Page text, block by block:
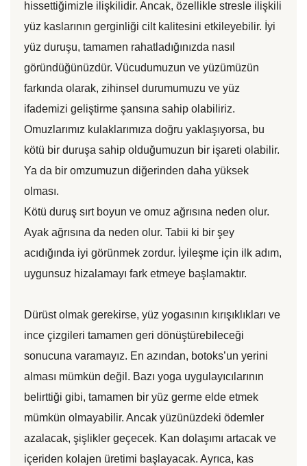
hissettiğimizle ilişkilidir. Ancak, özellikle stresle ilişkili
yüz kaslarının gerginliği cilt kalitesini etkileyebilir. İyi
yüz duruşu, tamamen rahatladığınızda nasıl
göründüğünüzdür. Vücudumuzun ve yüzümüzün
farkında olarak, zihinsel durumumuzu ve yüz
ifademizi geliştirme şansına sahip olabiliriz.
Omuzlarımız kulaklarımıza doğru yaklaşıyorsa, bu
kötü bir duruşa sahip olduğumuzun bir işareti olabilir.
Ya da bir omzumuzun diğerinden daha yüksek
olması.
Kötü duruş sırt boyun ve omuz ağrısına neden olur.
Ayak ağrısına da neden olur. Tabii ki bir şey
acıdığında iyi görünmek zordur. İyileşme için ilk adım,
uygunsuz hizalamayı fark etmeye başlamaktır.
Dürüst olmak gerekirse, yüz yogasının kırışıklıkları ve
ince çizgileri tamamen geri dönüştürebileceği
sonucuna varamayız. En azından, botoks’un yerini
alması mümkün değil. Bazı yoga uygulayıcılarının
belirttiği gibi, tamamen bir yüz germe elde etmek
mümkün olmayabilir. Ancak yüzünüzdeki ödemler
azalacak, şişlikler geçecek. Kan dolaşımı artacak ve
içeriden kolajen üretimi başlayacak. Ayrıca, kas